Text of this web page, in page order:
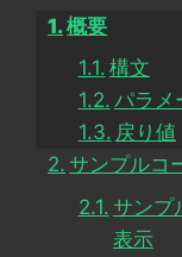
概要
構文
パラメ
戻り値
サンプルコ
サンプ
表示